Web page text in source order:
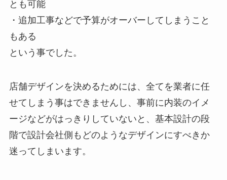
とも可能
・追加工事などで予算がオーバーしてしまうこと
もある
という事でした。
店舗デザインを決めるためには、全てを業者に任
せてしまう事はできませんし、事前に内装のイメ
ージなどがはっきりしていないと、基本設計の段
階で設計会社側もどのようなデザインにすべきか
迷ってしまいます。